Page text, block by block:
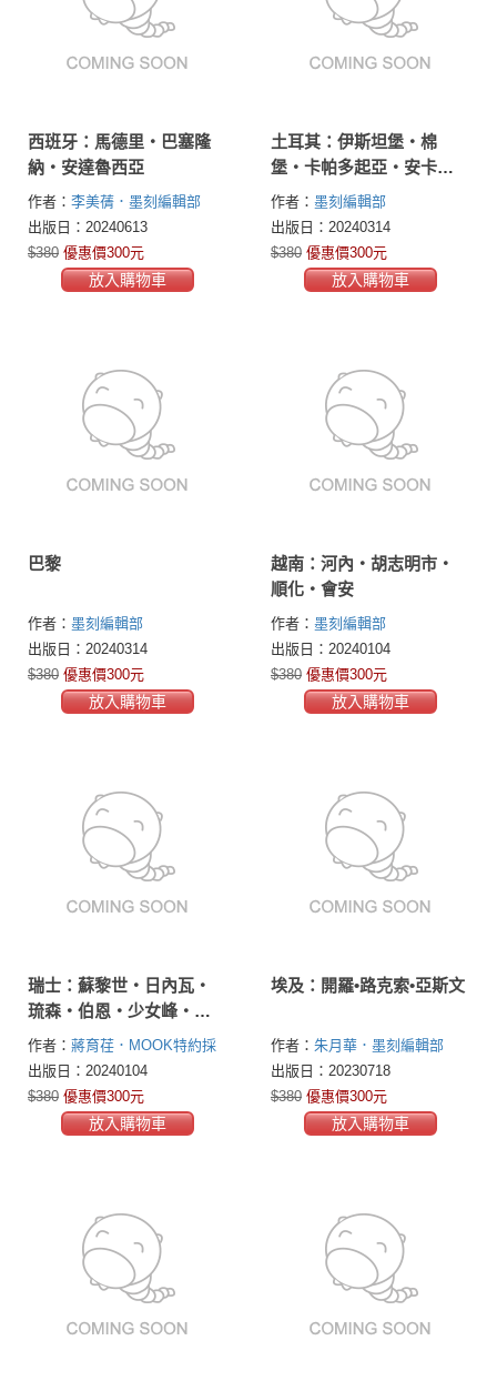
西班牙：馬德里‧巴塞隆
納‧安達魯西亞
作者： 李美蒨．墨刻編輯部
出版日：20240613
$380 優惠價300元
放入購物車
土耳其：伊斯坦堡‧棉
堡‧卡帕多起亞‧安卡
拉‧番紅花城
作者： 墨刻編輯部
出版日：20240314
$380 優惠價300元
放入購物車
巴黎
作者： 墨刻編輯部
出版日：20240314
$380 優惠價300元
放入購物車
越南：河內‧胡志明市‧
順化‧會安
作者： 墨刻編輯部
出版日：20240104
$380 優惠價300元
放入購物車
瑞士：蘇黎世‧日內瓦‧
琉森‧伯恩‧少女峰‧馬
特洪峰‧鐵力士山
作者： 蔣育荏．MOOK特約採
訪編輯 蒙金蘭．墨刻編輯部
出版日：20240104
$380 優惠價300元
放入購物車
埃及：開羅•路克索•亞斯文
作者： 朱月華．墨刻編輯部
出版日：20230718
$380 優惠價300元
放入購物車